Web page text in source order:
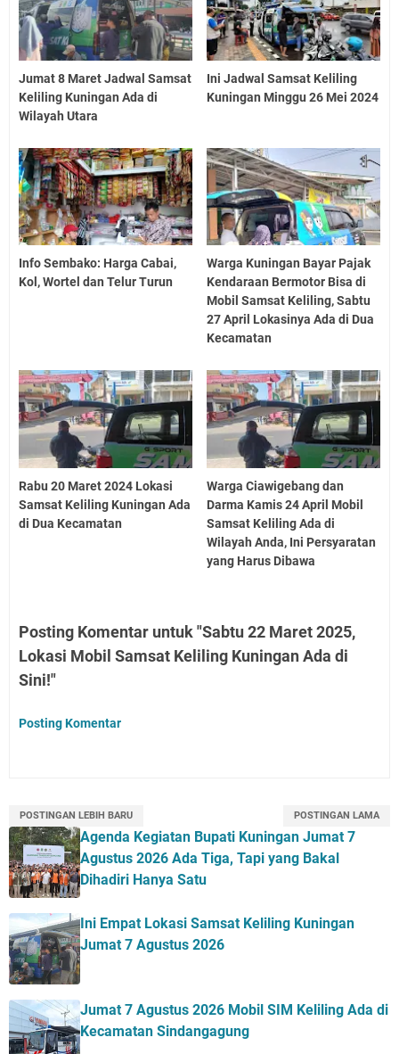
Jumat 8 Maret Jadwal Samsat
Keliling Kuningan Ada di
Wilayah Utara
Ini Jadwal Samsat Keliling
Kuningan Minggu 26 Mei 2024
Info Sembako: Harga Cabai,
Kol, Wortel dan Telur Turun
Warga Kuningan Bayar Pajak
Kendaraan Bermotor Bisa di
Mobil Samsat Keliling, Sabtu
27 April Lokasinya Ada di Dua
Kecamatan
Rabu 20 Maret 2024 Lokasi
Samsat Keliling Kuningan Ada
di Dua Kecamatan
Warga Ciawigebang dan
Darma Kamis 24 April Mobil
Samsat Keliling Ada di
Wilayah Anda, Ini Persyaratan
yang Harus Dibawa
Posting Komentar untuk "Sabtu 22 Maret 2025,
Lokasi Mobil Samsat Keliling Kuningan Ada di
Sini!"
Posting Komentar
POSTINGAN LEBIH BARU POSTINGAN LAMA
Agenda Kegiatan Bupati Kuningan Jumat 7
Agustus 2026 Ada Tiga, Tapi yang Bakal
Dihadiri Hanya Satu
Ini Empat Lokasi Samsat Keliling Kuningan
Jumat 7 Agustus 2026
Jumat 7 Agustus 2026 Mobil SIM Keliling Ada di
Kecamatan Sindangagung